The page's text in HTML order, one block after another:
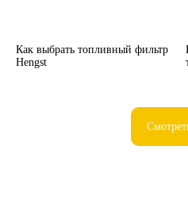
Как выбрать топливный фильтр
Hengst